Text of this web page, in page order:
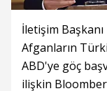
İletişim
Afganların
ABD'ye göç
ilişkin